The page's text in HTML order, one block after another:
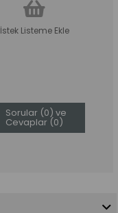
İstek Listeme Ekle
Sorular (0) ve
Cevaplar (0)